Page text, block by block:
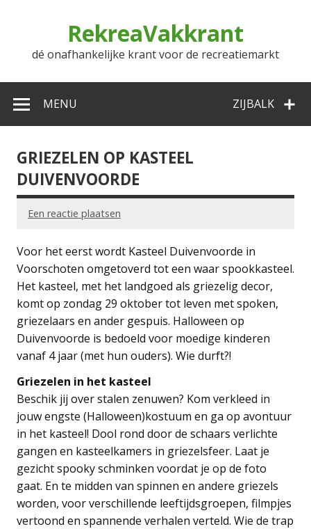
RekreaVakkrant
dé onafhankelijke krant voor de recreatiemarkt
ZIJBALK
MENU
GRIEZELEN OP KASTEEL
DUIVENVOORDE
Een reactie plaatsen
Voor het eerst wordt Kasteel Duivenvoorde in
Voorschoten omgetoverd tot een waar spookkasteel.
Het kasteel, met het landgoed als griezelig decor,
komt op zondag 29 oktober tot leven met spoken,
griezelaars en ander gespuis. Halloween op
Duivenvoorde is bedoeld voor moedige kinderen
vanaf 4 jaar (met hun ouders). Wie durft?!
Griezelen in het kasteel
Beschik jij over stalen zenuwen? Kom verkleed in
jouw engste (Halloween)kostuum en ga op avontuur
in het kasteel! Dool rond door de schaars verlichte
gangen en kasteelkamers in griezelsfeer. Laat je
gezicht spooky schminken voordat je op de foto
gaat. En te midden van spinnen en andere griezels
worden, voor verschillende leeftijdsgroepen, filmpjes
vertoond en spannende verhalen verteld. Wie de trap